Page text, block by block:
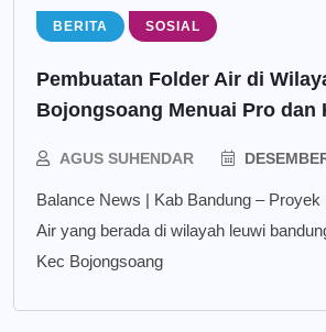
BERITA SOSIAL
Pembuatan Folder Air di
Bojongsoang Menuai Pro dan
AGUS SUHENDAR
Balance News | Kab Bandung – Proyek
Air yang berada di wilayah leuwi
Kec Bojongsoang